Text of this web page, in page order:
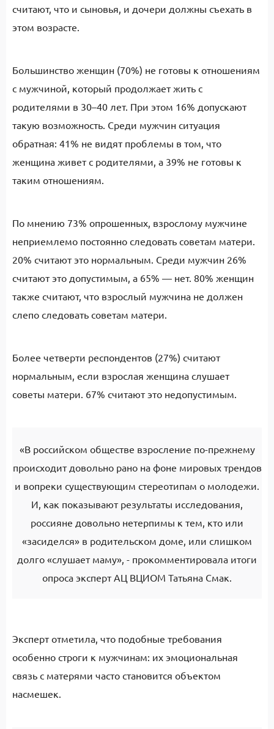
считают, что и сыновья, и дочери должны съехать в
этом возрасте.
Большинство женщин (70%) не готовы к отношениям
с мужчиной, который продолжает жить с
родителями в 30–40 лет. При этом 16% допускают
такую возможность. Среди мужчин ситуация
обратная: 41% не видят проблемы в том, что
женщина живет с родителями, а 39% не готовы к
таким отношениям.
По мнению 73% опрошенных, взрослому мужчине
неприемлемо постоянно следовать советам матери.
20% считают это нормальным. Среди мужчин 26%
считают это допустимым, а 65% — нет. 80% женщин
также считают, что взрослый мужчина не должен
слепо следовать советам матери.
Более четверти респондентов (27%) считают
нормальным, если взрослая женщина слушает
советы матери. 67% считают это недопустимым.
«В российском обществе взросление по-прежнему
происходит довольно рано на фоне мировых трендов
и вопреки существующим стереотипам о молодежи.
И, как показывают результаты исследования,
россияне довольно нетерпимы к тем, кто или
«засиделся» в родительском доме, или слишком
долго «слушает маму», - прокомментировала итоги
опроса эксперт АЦ ВЦИОМ Татьяна Смак.
Эксперт отметила, что подобные требования
особенно строги к мужчинам: их эмоциональная
связь с матерями часто становится объектом
насмешек.